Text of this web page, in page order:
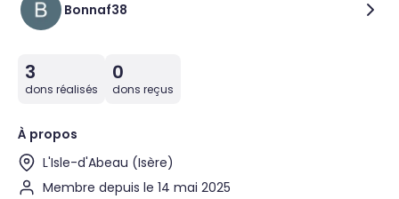
Bonnaf38
3
dons réalisés
0
dons reçus
À propos
L'Isle-d'Abeau (Isère)
Membre depuis le 14 mai 2025